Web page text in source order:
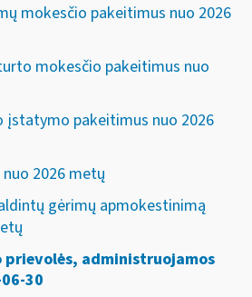
mokesčio pakeitimus nuo 2026
mokesčio pakeitimus nuo
įstatymo pakeitimus nuo 2026
2026 metų
gėrimų apmokestinimą
prievolės, administruojamos
30